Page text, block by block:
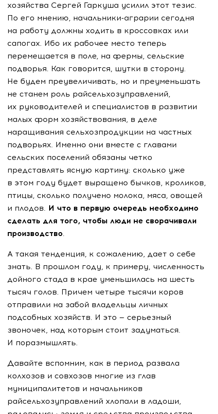
хозяйства Сергей Гаркуша усилил этот тезис.
По его мнению, начальники-аграрии сегодня
на работу должны ходить в кроссовках или
сапогах. Ибо их рабочее место теперь
перемещается в поле, на фермы, сельские
подворья. Как говорится, шутки в сторону.
Не будем преувеличивать, но и преуменьшать
не станем роль райсельхозуправлений,
их руководителей и специалистов в развитии
малых форм хозяйствования, в деле
наращивания сельхозпродукции на частных
подворьях. Именно они вместе с главами
сельских поселений обязаны четко
представлять ясную картину: сколько уже
в этом году будет выращено бычков, кроликов,
птицы, сколько получено молока, мяса, овощей
и плодов. И что в первую очередь необходимо
сделать для того, чтобы люди не сворачивали
производство.
А такая тенденция, к сожалению, дает о себе
знать. В прошлом году, к примеру, численность
дойного стада в крае уменьшилась на шесть
тысяч голов. Причем четыре тысячи коров
отправили на забой владельцы личных
подсобных хозяйств. И это — серьезный
звоночек, над которым стоит задуматься.
И поразмышлять.
Давайте вспомним, как в период развала
колхозов и совхозов многие из глав
муниципалитетов и начальников
райсельхозуправлений хлопали в ладоши,